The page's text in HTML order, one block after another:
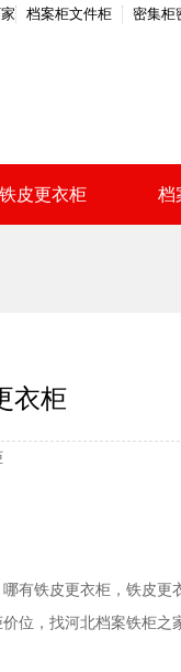
档案柜文件柜 密集柜
铁皮更衣柜 档
衣柜
有铁皮更衣柜，铁皮更
位，找河北档案铁柜之